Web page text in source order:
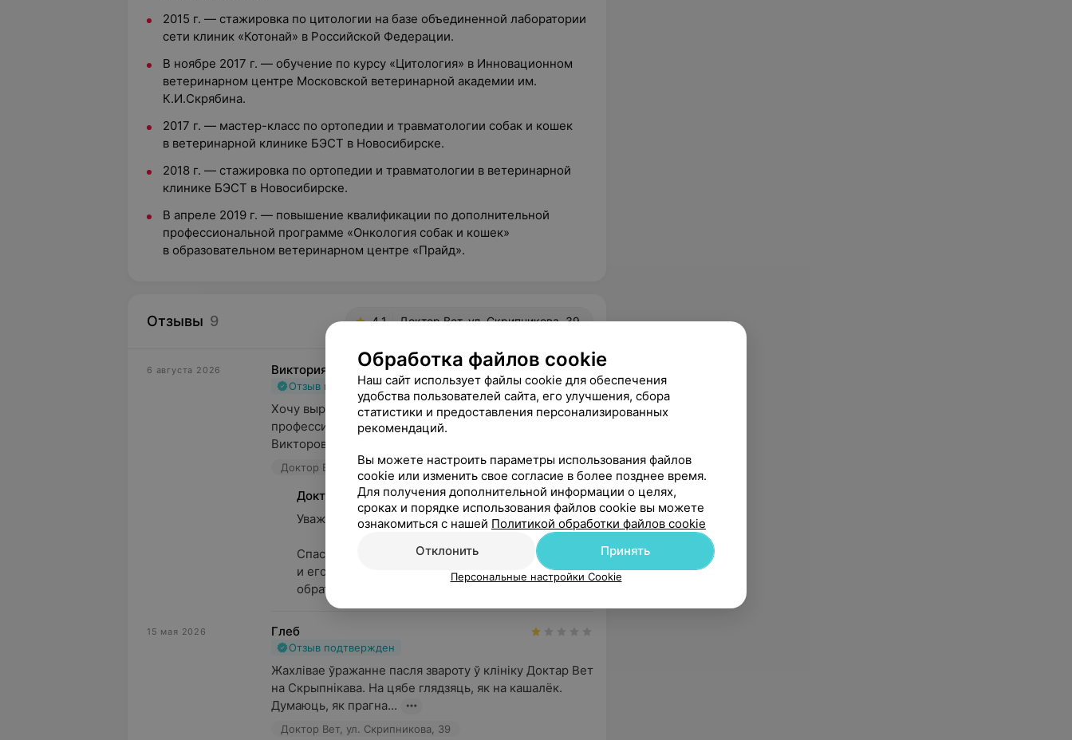
2015 г. — стажировка по цитологии на базе объединенной лаборатории
сети клиник «Котонай» в Российской Федерации.
В ноябре 2017 г. — обучение по курсу «Цитология» в Инновационном
ветеринарном центре Московской ветеринарной академии им.
К.И.Скрябина.
2017 г. — мастер-класс по ортопедии и травматологии собак и кошек
в ветеринарной клинике БЭСТ в Новосибирске.
2018 г. — стажировка по ортопедии и травматологии в ветеринарной
клинике БЭСТ в Новосибирске.
В апреле 2019 г. — повышение квалификации по дополнительной
профессиональной программе «Онкология собак и кошек»
в образовательном ветеринарном центре «Прайд».
Отзывы 9 4.1 Доктор Вет, ул. Скрипникова, 39
6 августа 2026 Виктория
Отзыв подтвержден Рекомендую
Хочу выразить огромную Благодарность за
профессионализм доктору онкологу Виктору
Викторовичу Пилейко. Который во время п...
Доктор Вет, ул. Скрипникова, 39
Доктор Вет
Уважаемая Виктория!
Спасибо за персональный отзыв нашему онкологу
и его ассистенту! Нам приятно получать такую
обратн...
15 мая 2026 Глеб
Отзыв подтвержден
Жахлівае ўражанне пасля звароту ў клініку Доктар Вет
на Скрыпнікава. На цябе глядзяць, як на кашалёк.
Думаюць, як прагна...
Доктор Вет, ул. Скрипникова, 39
Обработка файлов cookie
Наш сайт использует файлы cookie для обеспечения
удобства пользователей сайта, его улучшения, сбора
статистики и предоставления персонализированных
рекомендаций.
Вы можете настроить параметры использования файлов
cookie или изменить свое согласие в более позднее время.
Для получения дополнительной информации о целях,
сроках и порядке использования файлов cookie вы можете
ознакомиться с нашей Политикой обработки файлов cookie
Отклонить
Принять
Персональные настройки Cookie